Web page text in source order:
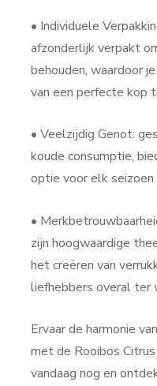
• Individuele
afzonderlijk verpakt
behouden, waardoor
van een perfecte kop
• Veelzijdig Genot:
koude consumptie,
optie voor elk
•
zijn hoogwaardige
het creëren van
liefhebbers overal ter
Ervaar de harmonie
met de Rooibos
vandaag nog en